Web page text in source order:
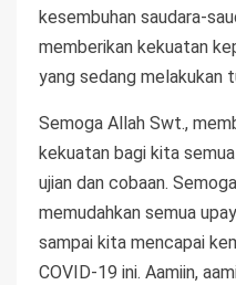
kesembuhan saudara-
memberikan kekuatan
yang sedang melakukan
Semoga Allah Swt.,
kekuatan bagi kita
ujian dan cobaan.
memudahkan semua
sampai kita mencapai
COVID-19 ini. Aamiin,